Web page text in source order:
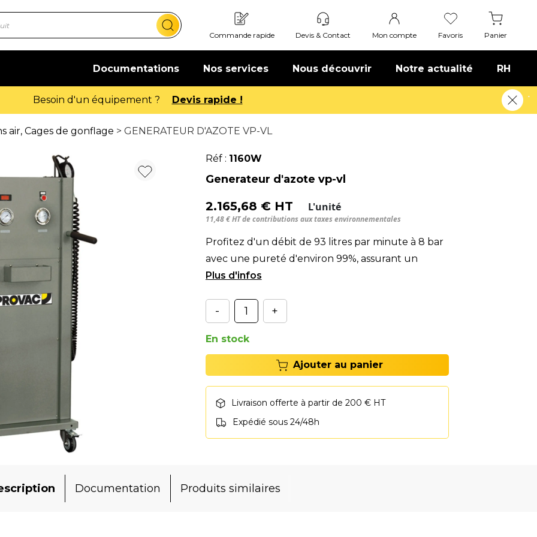
Commande rapide Devis & Contact Mon compte Favoris Panier
Documentations Nos services Nous découvrir Notre actualité RH
Offre de bienvenue : 20€ offerts ! En savoir plus
air, Cages de gonflage > GENERATEUR D'AZOTE VP-VL
Réf : 1160W
Generateur d'azote vp-vl
2.165,68 € HT L'unité
11,48 € HT de contributions aux taxes environnementales
Profitez d'un débit de 93 litres par minute à 8 bar
avec une pureté d'environ 99%, assurant un
gonflage aussi rapide qu'avec de l'air traditionnel. &
- +
En stock
Ajouter au panier
Livraison offerte à partir de 200 € HT
Expédié sous 24/48h
Documentation Produits similaires